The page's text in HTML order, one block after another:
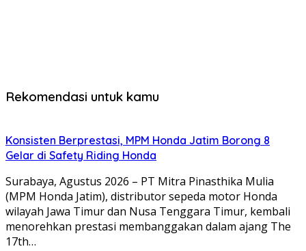
Rekomendasi untuk kamu
Konsisten Berprestasi, MPM Honda Jatim Borong 8
Gelar di Safety Riding Honda
Surabaya, Agustus 2026 – PT Mitra Pinasthika Mulia
(MPM Honda Jatim), distributor sepeda motor Honda
wilayah Jawa Timur dan Nusa Tenggara Timur, kembali
menorehkan prestasi membanggakan dalam ajang The
17th…